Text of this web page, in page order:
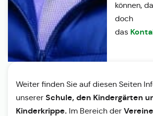
können,
doch
das
Weiter finden Sie auf diesen Seiten
unserer Schule, den Kindergärten
Kinderkrippe. Im Bereich der Vereine